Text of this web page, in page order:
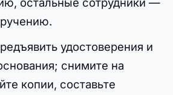
удостоверения и
снимите на
копии, составьте